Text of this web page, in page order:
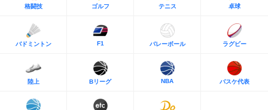
格闘技 ゴルフ テニス 卓球
バドミントン F1 バレーボール ラグビー
陸上 Bリーグ NBA バスケ代表